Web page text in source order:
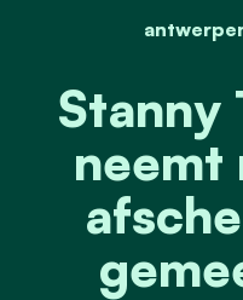
Stanny
neemt